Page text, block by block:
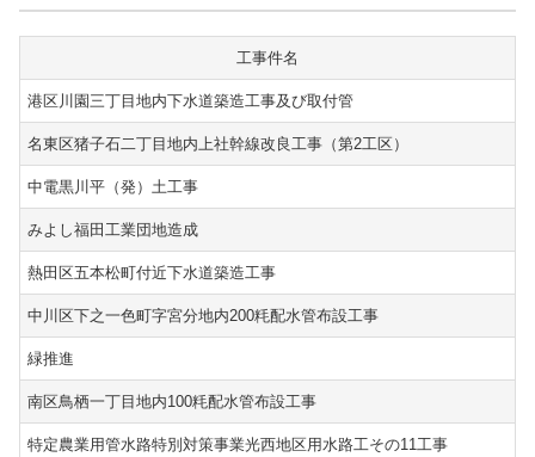
工事件名
港区川園三丁目地内下水道築造工事及び取付管
名東区猪子石二丁目地内上社幹線改良工事（第2工区）
中電黒川平（発）土工事
みよし福田工業団地造成
熱田区五本松町付近下水道築造工事
中川区下之一色町字宮分地内200粍配水管布設工事
緑推進
南区鳥栖一丁目地内100粍配水管布設工事
特定農業用管水路特別対策事業光西地区用水路工その11工事